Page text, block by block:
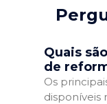
Quais
de
Os
disponíveis